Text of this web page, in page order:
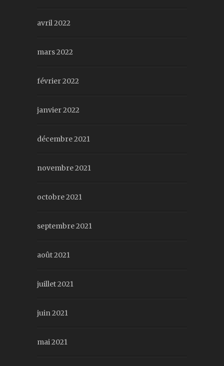
avril 2022
mars 2022
février 2022
janvier 2022
décembre 2021
novembre 2021
octobre 2021
septembre 2021
août 2021
juillet 2021
juin 2021
mai 2021